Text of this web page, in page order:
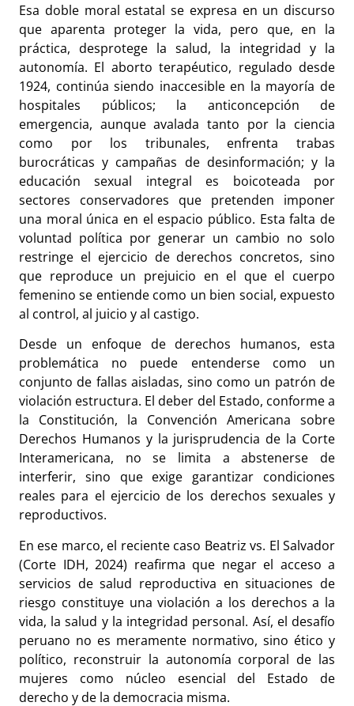
Esa doble moral estatal se expresa en un discurso
que aparenta proteger la vida, pero que, en la
práctica, desprotege la salud, la integridad y la
autonomía. El aborto terapéutico, regulado desde
1924, continúa siendo inaccesible en la mayoría de
hospitales públicos; la anticoncepción de
emergencia, aunque avalada tanto por la ciencia
como por los tribunales, enfrenta trabas
burocráticas y campañas de desinformación; y la
educación sexual integral es boicoteada por
sectores conservadores que pretenden imponer
una moral única en el espacio público. Esta falta de
voluntad política por generar un cambio no solo
restringe el ejercicio de derechos concretos, sino
que reproduce un prejuicio en el que el cuerpo
femenino se entiende como un bien social, expuesto
al control, al juicio y al castigo.
Desde un enfoque de derechos humanos, esta
problemática no puede entenderse como un
conjunto de fallas aisladas, sino como un patrón de
violación estructura. El deber del Estado, conforme a
la Constitución, la Convención Americana sobre
Derechos Humanos y la jurisprudencia de la Corte
Interamericana, no se limita a abstenerse de
interferir, sino que exige garantizar condiciones
reales para el ejercicio de los derechos sexuales y
reproductivos.
En ese marco, el reciente caso Beatriz vs. El Salvador
(Corte IDH, 2024) reafirma que negar el acceso a
servicios de salud reproductiva en situaciones de
riesgo constituye una violación a los derechos a la
vida, la salud y la integridad personal. Así, el desafío
peruano no es meramente normativo, sino ético y
político, reconstruir la autonomía corporal de las
mujeres como núcleo esencial del Estado de
derecho y de la democracia misma.